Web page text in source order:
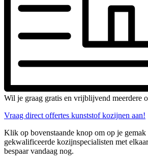
Wil je graag gratis en vrijblijvend meerdere
Vraag direct offertes kunststof kozijnen aan!
Klik op bovenstaande knop om op je gemak
gekwalificeerde kozijnspecialisten met
bespaar vandaag nog.